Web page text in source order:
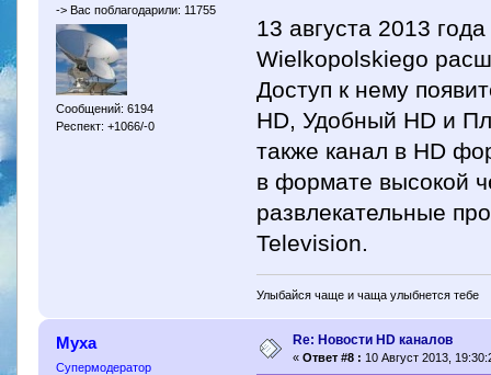
-> Вас поблагодарили: 11755
Сообщений: 6194
Респект: +1066/-0
13 августа 2013
Wielkopolskiego
Доступ к нему
HD, Удобный HD и
также канал в HD
в формате высокой
развлекательные
Television.
Улыбайся чаще и чаща улыбнется тебе
Муха
Супермодератор
Re: Новости HD каналов
« Ответ #8 : 10 Август 2013,